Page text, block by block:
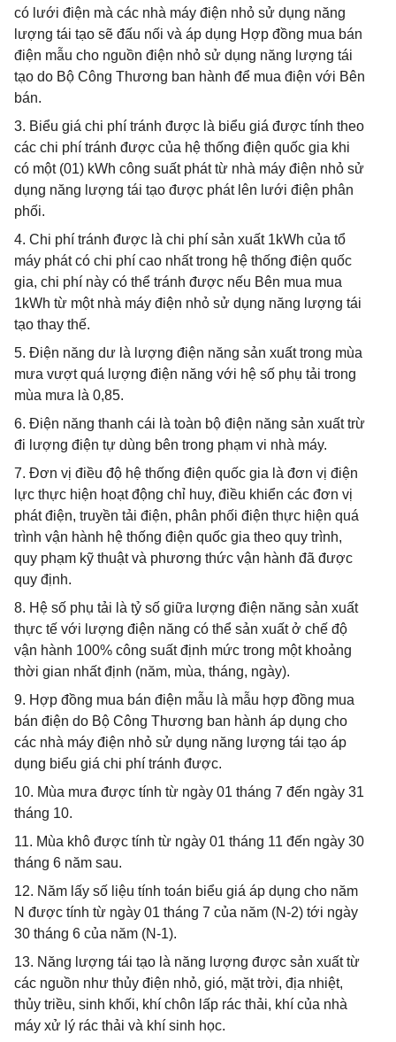
có lưới điện mà các nhà máy điện nhỏ sử dụng năng
lượng tái tạo sẽ đấu nối và áp dụng Hợp đồng mua bán
điện mẫu cho nguồn điện nhỏ sử dụng năng lượng tái
tạo do Bộ Công Thương ban hành để mua điện với Bên
bán.
3. Biểu giá chi phí tránh được là biểu giá được tính theo
các chi phí tránh được của hệ thống điện quốc gia khi
có một (01) kWh công suất phát từ nhà máy điện nhỏ sử
dụng năng lượng tái tạo được phát lên lưới điện phân
phối.
4. Chi phí tránh được là chi phí sản xuất 1kWh của tổ
máy phát có chi phí cao nhất trong hệ thống điện quốc
gia, chi phí này có thể tránh được nếu Bên mua mua
1kWh từ một nhà máy điện nhỏ sử dụng năng lượng tái
tạo thay thế.
5. Điện năng dư là lượng điện năng sản xuất trong mùa
mưa vượt quá lượng điện năng với hệ số phụ tải trong
mùa mưa là 0,85.
6. Điện năng thanh cái là toàn bộ điện năng sản xuất trừ
đi lượng điện tự dùng bên trong phạm vi nhà máy.
7. Đơn vị điều độ hệ thống điện quốc gia là đơn vị điện
lực thực hiện hoạt động chỉ huy, điều khiển các đơn vị
phát điện, truyền tải điện, phân phối điện thực hiện quá
trình vận hành hệ thống điện quốc gia theo quy trình,
quy phạm kỹ thuật và phương thức vận hành đã được
quy định.
8. Hệ số phụ tải là tỷ số giữa lượng điện năng sản xuất
thực tế với lượng điện năng có thể sản xuất ở chế độ
vận hành 100% công suất định mức trong một khoảng
thời gian nhất định (năm, mùa, tháng, ngày).
9. Hợp đồng mua bán điện mẫu là mẫu hợp đồng mua
bán điện do Bộ Công Thương ban hành áp dụng cho
các nhà máy điện nhỏ sử dụng năng lượng tái tạo áp
dụng biểu giá chi phí tránh được.
10. Mùa mưa được tính từ ngày 01 tháng 7 đến ngày 31
tháng 10.
11. Mùa khô được tính từ ngày 01 tháng 11 đến ngày 30
tháng 6 năm sau.
12. Năm lấy số liệu tính toán biểu giá áp dụng cho năm
N được tính từ ngày 01 tháng 7 của năm (N-2) tới ngày
30 tháng 6 của năm (N-1).
13. Năng lượng tái tạo là năng lượng được sản xuất từ
các nguồn như thủy điện nhỏ, gió, mặt trời, địa nhiệt,
thủy triều, sinh khối, khí chôn lấp rác thải, khí của nhà
máy xử lý rác thải và khí sinh học.